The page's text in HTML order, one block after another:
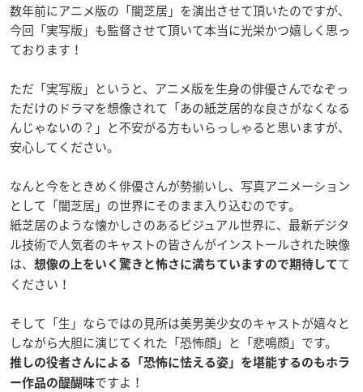
数年前にアニメ版の「闇芝居」を演出させて頂いたのですが、
今回「実写版」も監督させて頂いて本当に光栄かつ嬉しく思っ
ております！
ただ「実写版」というと、アニメ版を生身の俳優さんでなぞっ
ただけのドラマを想像されて「あの紙芝居的な良さがなくなる
んじゃないの？」と不安がる方もいらっしゃると思いますが、
安心してください。
なんと今をときめく俳優さんが勢揃いし、写真アニメーション
として「闇芝居」の世界にそのまま入り込むのです。
紙芝居のような懐かしさのあるビジュアル世界に、最新デジタ
ル技術で人気者のキャストの皆さんがインストールされた映像
は、
想像の上をいく驚きと怖さに満ちていますので期待してて
ください！
そして「生」ならではの見所は美男美少女のキャストが嬉々と
しながら大胆に演じてくれた「恐怖顔」と「悲鳴顔」です。
推しの役者さんによる「恐怖に怯える姿」を堪能するのもホラ
ー作品の醍醐味ですよ！